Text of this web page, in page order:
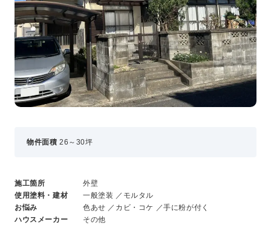
屋根塗装
いえもる
外壁のミカタ（塗り替え相談所）
住まい探しのミカタ
施工事例
外壁セルフチェック
無料点検・お見積もり
採用情報
数字でわかる三和ペイント
仕事紹介
キャリア形成
物件面積 26～30坪
施工箇所
外壁
使用塗料・建材
一般塗装 ／モルタル
お悩み
色あせ ／カビ・コケ ／手に粉が付く
ハウスメーカー
その他